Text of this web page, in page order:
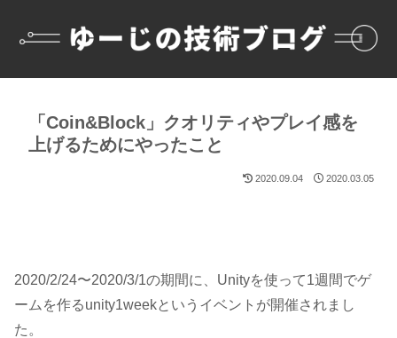
「Coin&Block」クオリティやプレイ感を
上げるためにやったこと
2020.09.04 2020.03.05
2020/2/24〜2020/3/1の期間に、Unityを使って1週間でゲ
ームを作るunity1weekというイベントが開催されまし
た。